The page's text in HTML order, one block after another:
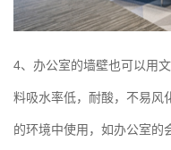
4、办公室的墙壁也可以用
料吸水率低，耐酸，不易风
的环境中使用，如办公室的